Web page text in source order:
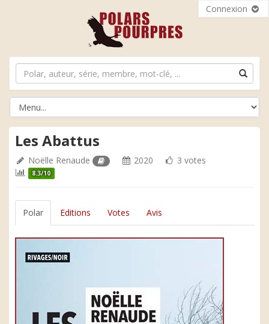
Connexion
Les Abattus
Noëlle Renaude 2020 3 votes
8.3/10
Polar Editions Votes Avis